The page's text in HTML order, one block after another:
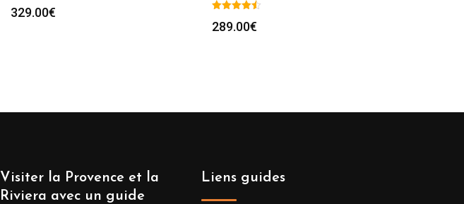
329.00€
289.00€
Visiter la Provence et la
Riviera avec un guide
Liens guides